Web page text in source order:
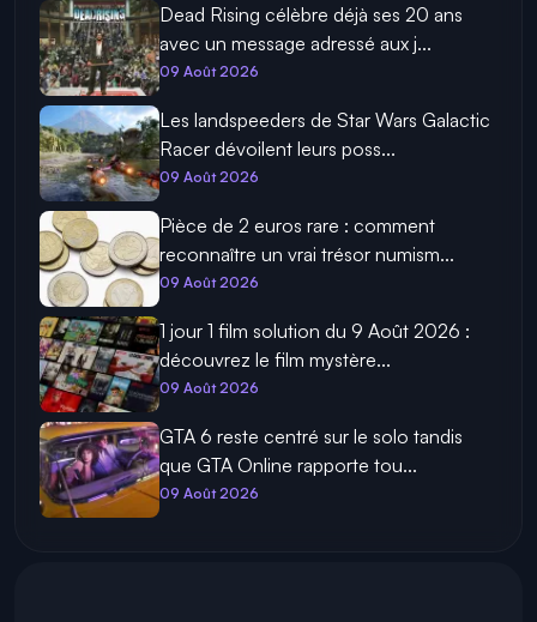
Dead Rising célèbre déjà ses 20 ans
avec un message adressé aux j...
09 Août 2026
Les landspeeders de Star Wars Galactic
Racer dévoilent leurs poss...
09 Août 2026
Pièce de 2 euros rare : comment
reconnaître un vrai trésor numism...
09 Août 2026
1 jour 1 film solution du 9 Août 2026 :
découvrez le film mystère...
09 Août 2026
GTA 6 reste centré sur le solo tandis
que GTA Online rapporte tou...
09 Août 2026